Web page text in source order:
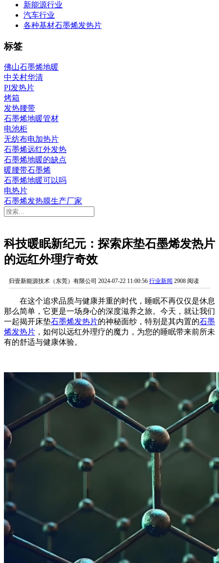
新能源行业
汽车行业
各种基材石墨烯发热片
标签
佛山石墨烯地暖
中关村华清
PI发热片
烤箱
发热腰带
石墨烯地暖管材
电池柜
无纺布电加热片
石墨烯远红外发热
石墨烯地暖的缺点
暖腰带石墨烯
石墨烯地暖可以吗
电热片
石墨烯发热膜生产厂家
科技暖眠新纪元：探索床垫石墨烯发热片
的远红外理疗奇效
归壹新能源技术（东莞）有限公司 2024-07-22 11:00:56 行业新闻 2908 阅读
在这个追求品质与健康并重的时代，睡眠不再仅仅是休息
那么简单，它更是一场身心的深度滋养之旅。今天，就让我们
一起揭开床垫石墨烯发热片的神秘面纱，特别是其内置的石墨
烯发热片 ，如何以远红外理疗的魔力，为您的睡眠带来前所未
有的舒适与健康体验。